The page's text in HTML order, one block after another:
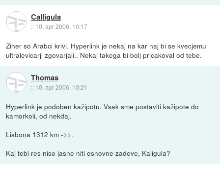
Calligula
:: 10. apr 2006, 10:17
Ziher so Arabci krivi. Hyperlink je nekaj na kar naj bi se kvecjemu
ultralevicarji zgovarjali.. Nekaj takega bi bolj pricakoval od tebe.
Thomas
:: 10. apr 2006, 10:21
Hyperlink je podoben kažipotu. Vsak sme postaviti kažipote do
kamorkoli, od nekdaj.
Lisbona 1312 km ->>.
Kaj tebi res niso jasne niti osnovne zadeve, Kaligula?